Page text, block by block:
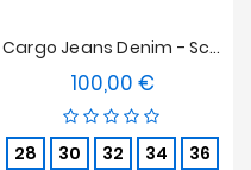
Cargo Jeans Denim - Schwarz
100,00 €Preis
28 30 32 34
36